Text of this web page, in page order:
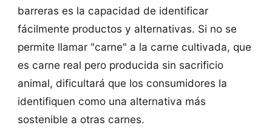
barreras es la capacidad de identificar
fácilmente productos y alternativas. Si no se
permite llamar "carne" a la carne cultivada, que
es carne real pero producida sin sacrificio
animal, dificultará que los consumidores la
identifiquen como una alternativa más
sostenible a otras carnes.